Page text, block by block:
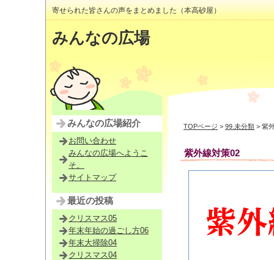
寄せられた皆さんの声をまとめました（本高砂屋）
みんなの広場
TOPページ > 99.未分類 > 紫
紫外線対策02
みんなの広場紹介
お問い合わせ
みんなの広場へようこ
そ。
サイトマップ
最近の投稿
クリスマス05
年末年始の過ごし方06
年末大掃除04
クリスマス04